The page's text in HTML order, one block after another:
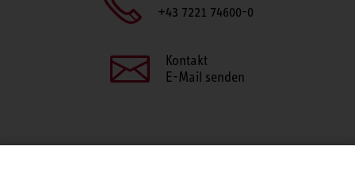
+43 7221 74600-0
Kontakt
E-Mail senden